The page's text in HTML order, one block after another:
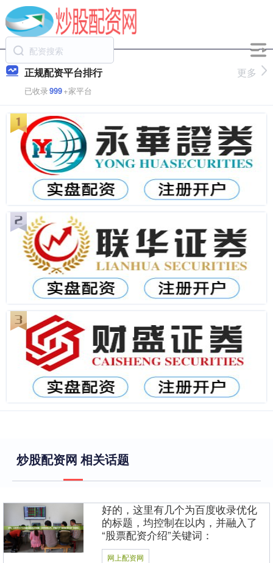
正规配资平台排行
已收录999+家平台
更多
炒股配资网 相关话题
好的，这里有几个为百度收录优化
的标题，均控制在以内，并融入了
“股票配资介绍”关键词：
网上配资网